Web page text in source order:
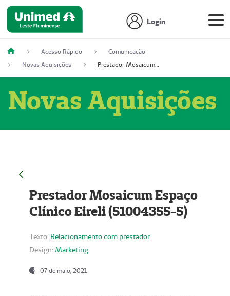
Login
Acesso Rápido
Comunicação
Novas Aquisições
Prestador Mosaicum Espaço Clínico Eireli (51004355-5)
Novas Aquisições
Prestador Mosaicum Espaço
Clínico Eireli (51004355-5)
Texto: Relacionamento com prestador
Design: Marketing
07 de maio, 2021